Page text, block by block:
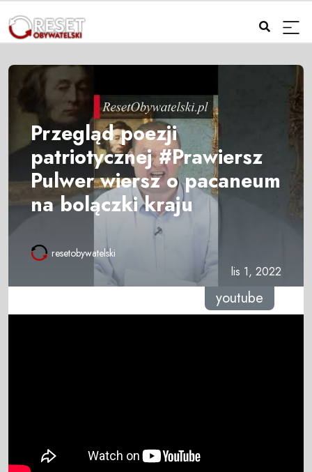
Przegląd poezji
patriotycznej #Prawiersz
Pulwer wiersz o pacaneum
na bolączki kraju
resetobywatelski
lis 1, 2022
youtube